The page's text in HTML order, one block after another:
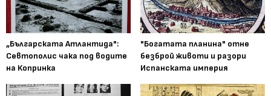
„Българската Атлантида":
Севтополис чака под водите
на Копринка
"Богатата планина" отне
безброй животи и разори
Испанската империя